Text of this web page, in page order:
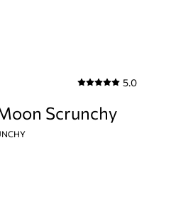
5.0
Scrunchy